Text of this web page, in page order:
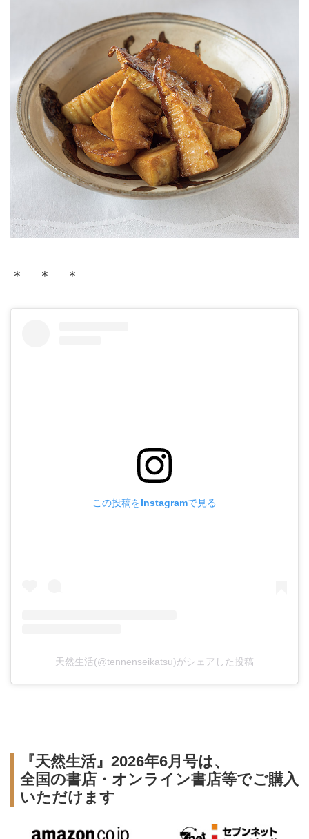
＊ ＊ ＊
この投稿をInstagramで見る
天然生活(@tennenseikatsu)がシェアした投稿
『天然生活』2026年6月号は、
全国の書店・オンライン書店等でご購入
いただけます